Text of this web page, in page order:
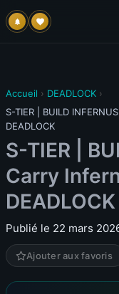
Accueil › DEADLOCK ›
S-TIER | BUILD
DEADLOCK
S-TIER |
Carry
DEADLOCK
Publié le 22 mars
Ajouter aux favoris